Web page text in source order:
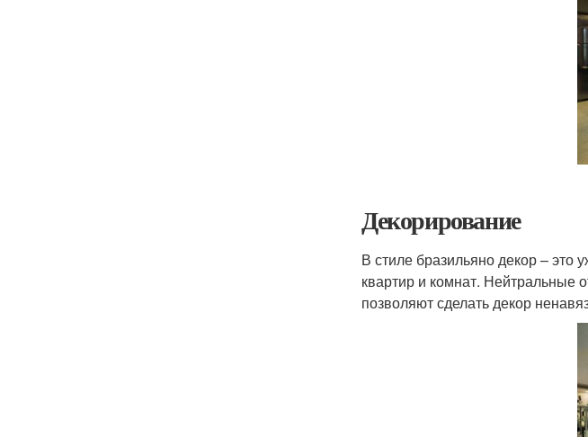
Декорирование
В стиле бразильяно декор – это
квартир и комнат. Нейтральные
позволяют сделать декор